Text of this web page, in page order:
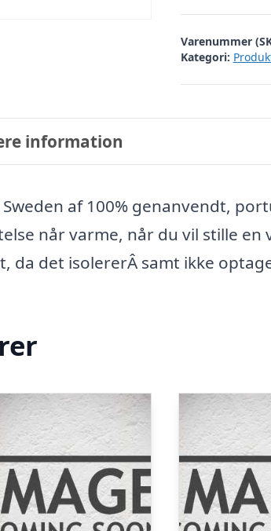
Varenummer
Kategori:
information
af 100% genanvendt,
når varme, når du vil stille en
da det isolererÂ samt ikke